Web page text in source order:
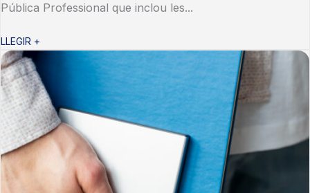
Pública Professional que inclou les...
LLEGIR +